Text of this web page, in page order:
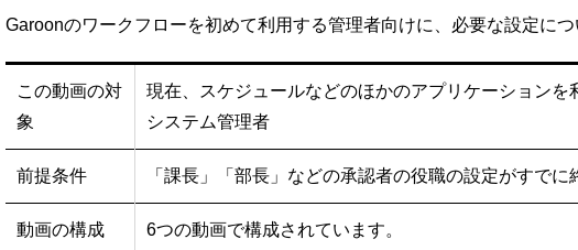
Garoonのワークフローを初めて利用する管理者向けに、必要な設定につ
この動画の対
象
現在、スケジュールなどのほかのアプリケーション
システム管理者
前提条件 「課長」「部長」などの承認者の役職の設定がすでに
動画の構成
6つの動画で構成されています。